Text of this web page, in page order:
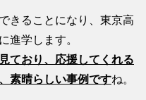
きることになり、東京高
進学します。
ており、応援してくれる
素晴らしい事例ですね。